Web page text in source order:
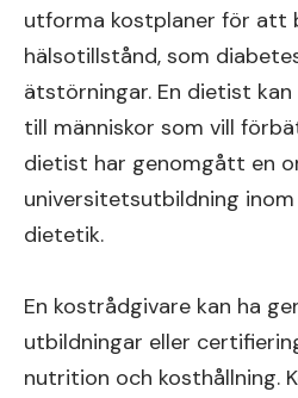
utforma kostplaner för att
hälsotillstånd, som
ätstörningar. En dietist
till människor som vill
dietist har genomgått en
universitetsutbildning
dietetik.
En kostrådgivare kan ha
utbildningar eller
nutrition och kosthållning.